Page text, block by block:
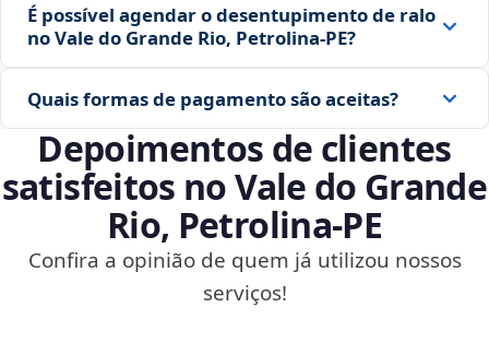
É possível agendar o desentupimento de ralo
no Vale do Grande Rio, Petrolina‑PE?
Quais formas de pagamento são aceitas?
Depoimentos de clientes
satisfeitos no Vale do Grande
Rio, Petrolina‑PE
Confira a opinião de quem já utilizou nossos
serviços!